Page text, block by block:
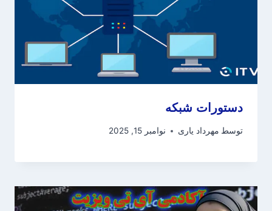
دستورات شبکه
توسط مهرداد یاری نوامبر 15, 2025